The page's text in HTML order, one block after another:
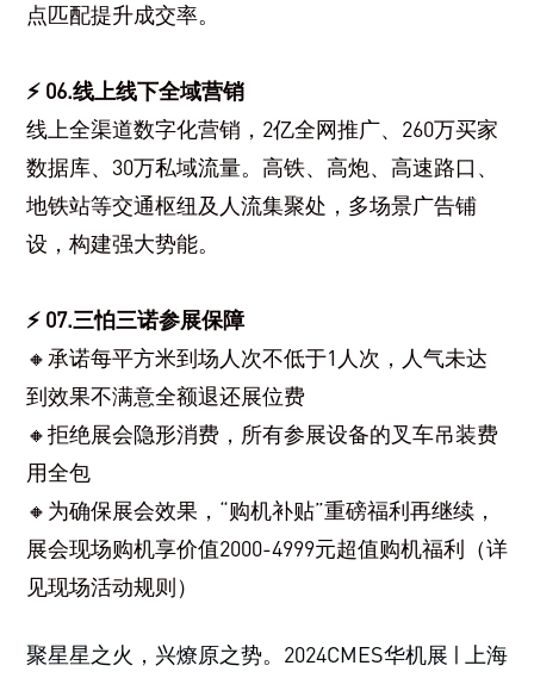
点匹配提升成交率。
⚡ 06.线上线下全域营销
线上全渠道数字化营销，2亿全网推广、260万买家
数据库、30万私域流量。高铁、高炮、高速路口、
地铁站等交通枢纽及人流集聚处，多场景广告铺
设，构建强大势能。
⚡ 07.三怕三诺参展保障
🔸承诺每平方米到场人次不低于1人次，人气未达
到效果不满意全额退还展位费
🔸拒绝展会隐形消费，所有参展设备的叉车吊装费
用全包
🔸为确保展会效果，“购机补贴”重磅福利再继续，
展会现场购机享价值2000-4999元超值购机福利（详
见现场活动规则）
聚星星之火，兴燎原之势。2024CMES华机展 | 上海